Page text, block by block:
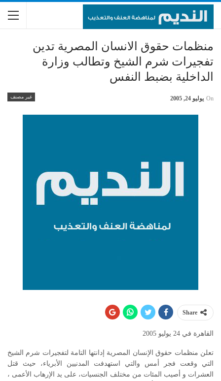
منظمات حقوق الانسان المصرية تدين
تفجيرات شرم الشيخ وتطالب وزارة
الداخلية بضبط النفس
غير مصنف On يوليو 24, 2005
Share
القاهرة في 24 يوليو 2005
تعلن منظمات حقوق الإنسان المصرية إدانتها التامة لتفجيرات شرم الشيخ
التي وقعت فجر أمس والتي استهدفت المدنيين الأبرياء، حيث قتل
العشرات و أصيب المئات من مختلف الجنسيات، على يد الإرهاب الأعمى ،